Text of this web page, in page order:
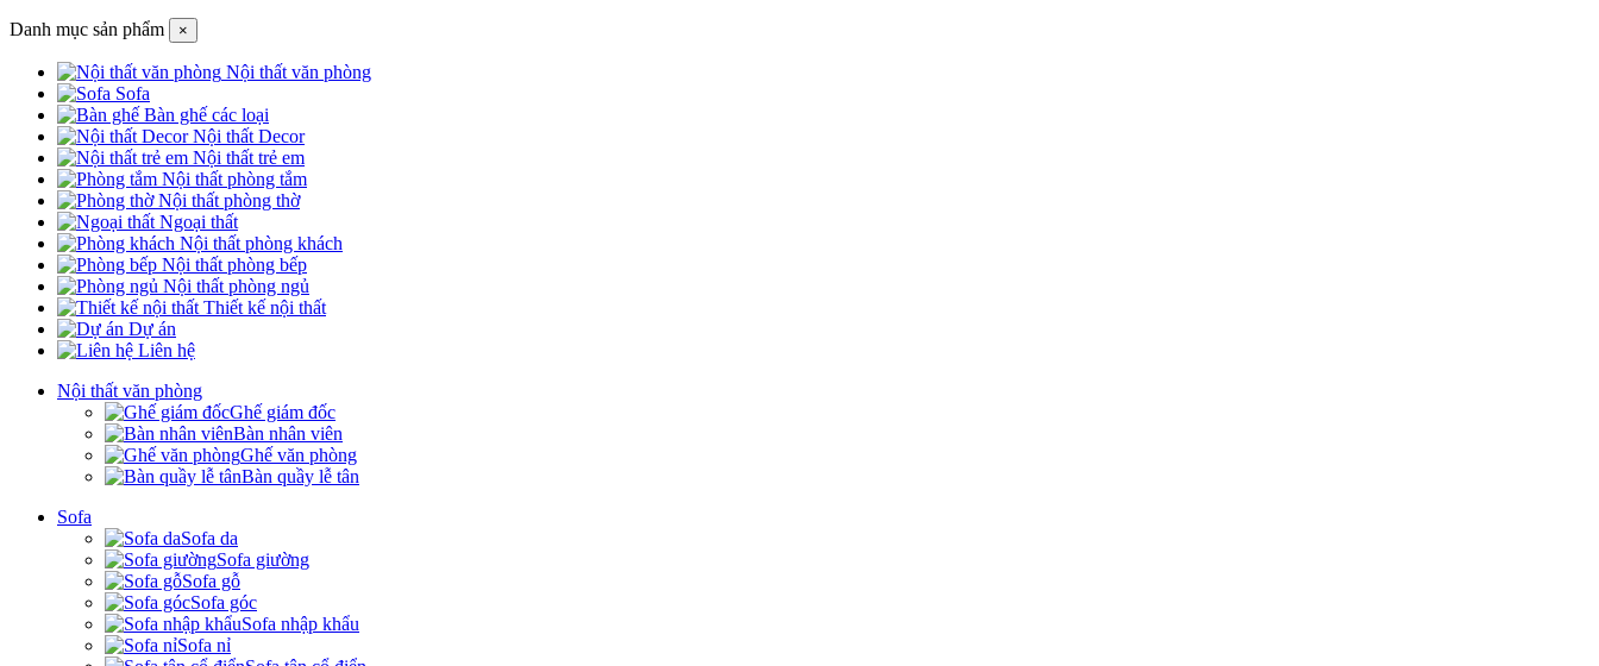
Danh mục sản phẩm ×
Nội thất văn phòng
Sofa
Bàn ghế các loại
Nội thất Decor
Nội thất trẻ em
Nội thất phòng tắm
Nội thất phòng thờ
Ngoại thất
Nội thất phòng khách
Nội thất phòng bếp
Nội thất phòng ngủ
Thiết kế nội thất
Dự án
Liên hệ
Nội thất văn phòng
Ghế giám đốc
Bàn nhân viên
Ghế văn phòng
Bàn quầy lễ tân
Sofa
Sofa da
Sofa giường
Sofa gỗ
Sofa góc
Sofa nhập khẩu
Sofa nỉ